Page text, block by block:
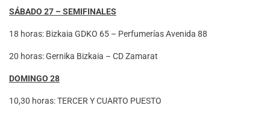
SÁBADO 27 – SEMIFINALES
18 horas: Bizkaia GDKO 65 – Perfumerías Avenida 88
20 horas: Gernika Bizkaia – CD Zamarat
DOMINGO 28
10,30 horas: TERCER Y CUARTO PUESTO